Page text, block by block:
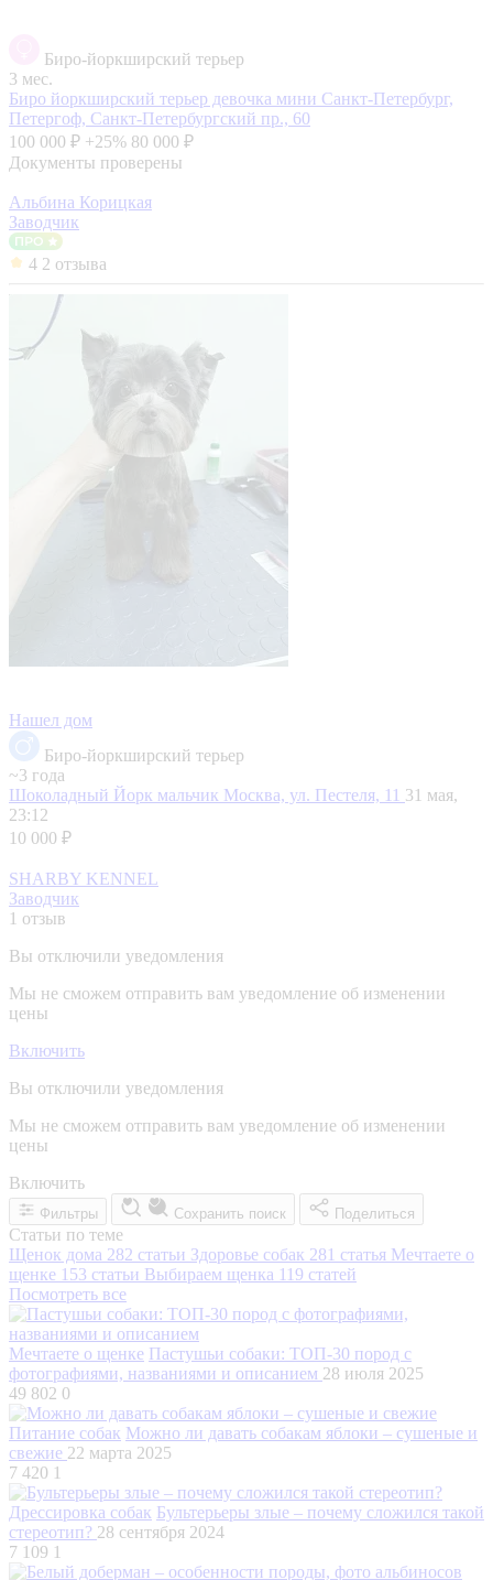
Биро-йоркширский терьер
3 мес.
Биро йоркширский терьер девочка мини Санкт-Петербург,
Петергоф, Санкт-Петербургский пр., 60
100 000 ₽ +25% 80 000 ₽
Документы проверены
Альбина Корицкая
Заводчик
4 2 отзыва
Нашел дом
Биро-йоркширский терьер
~3 года
Шоколадный Йорк мальчик Москва, ул. Пестеля, 11 31 мая,
23:12
10 000 ₽
SHARBY KENNEL
Заводчик
1 отзыв
Вы отключили уведомления
Мы не сможем отправить вам уведомление об изменении
цены
Включить
Вы отключили уведомления
Мы не сможем отправить вам уведомление об изменении
цены
Включить
Фильтры Сохранить поиск Поделиться
Статьи по теме
Щенок дома 282 статьи Здоровье собак 281 статья Мечтаете о
щенке 153 статьи Выбираем щенка 119 статей
Посмотреть все
Мечтаете о щенке Пастушьи собаки: ТОП-30 пород с
фотографиями, названиями и описанием 28 июля 2025
49 802 0
Питание собак Можно ли давать собакам яблоки – сушеные и
свежие 22 марта 2025
7 420 1
Дрессировка собак Бультерьеры злые – почему сложился такой
стереотип? 28 сентября 2024
7 109 1